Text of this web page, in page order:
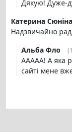
Дякую! Дуже-
Катерина Сюніна
Надзвичайно
Альба Фло
ААААА! А яка
сайті мене